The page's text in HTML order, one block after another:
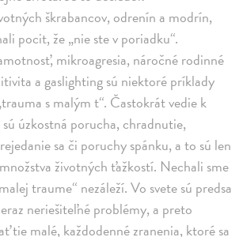
škrabancov, odrenín a modrín,
pocit, že „nie ste v poriadku“.
mikroagresia, náročné rodinné
a gaslighting sú niektoré príklady
s malým t“. Častokrát vedie k
úzkostná porucha, chradnutie,
sa či poruchy spánku, a to sú len
životných ťažkostí. Nechali sme
traume“ nezáleží. Vo svete sú predsa
neriešiteľné problémy, a preto
tie malé, každodenné zranenia, ktoré sa